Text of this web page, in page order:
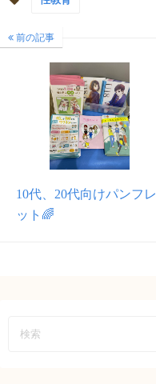
前の記事
10代、20代向けパンフレ
ット🌈